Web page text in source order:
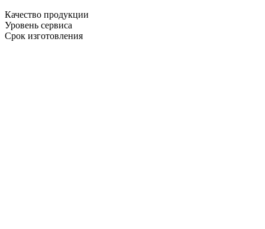
Качество продукции
Уровень сервиса
Срок изготовления